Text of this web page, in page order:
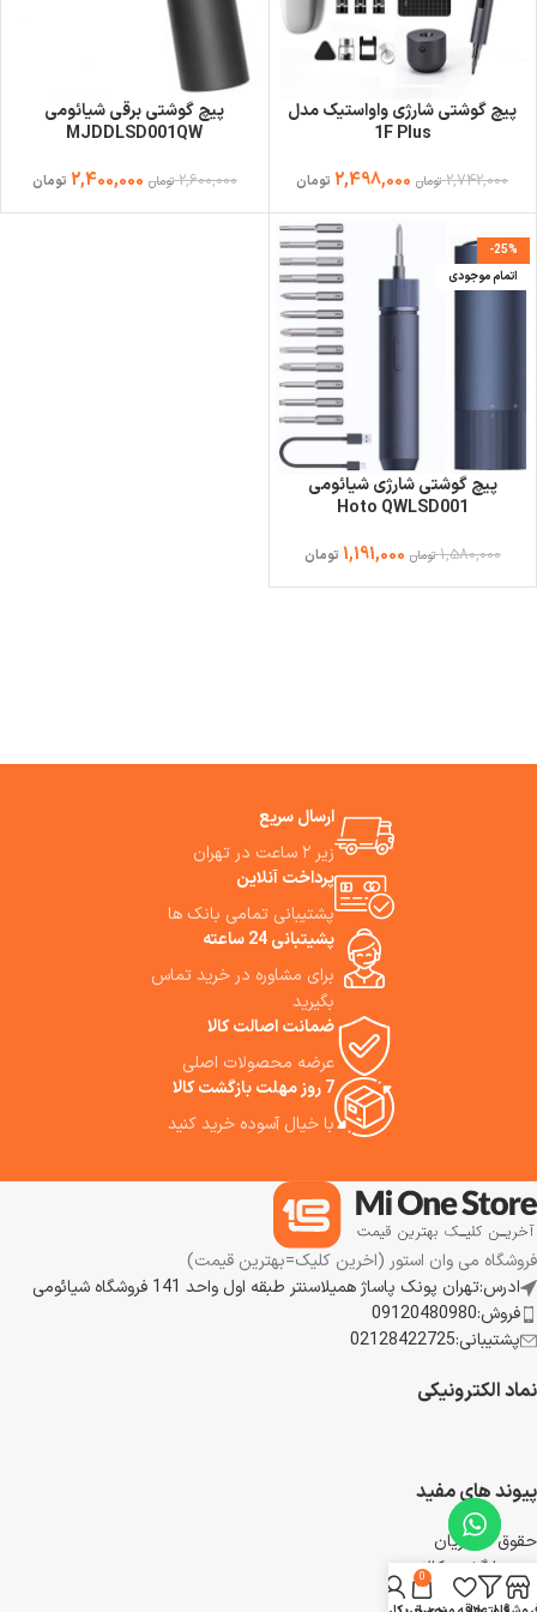
پیچ گوشتی شارژی واواستیک مدل
1F Plus
2,742,000 تومان 2,498,000 تومان
پیچ گوشتی برقی شیائومی
MJDDLSD001QW
2,600,000 تومان 2,400,000 تومان
-25%
اتمام موجودی
پیچ گوشتی شارژی شیائومی
Hoto QWLSD001
1,580,000 تومان 1,191,000 تومان
ارسال سریع
زیر ۲ ساعت در تهران
پرداخت آنلاین
پشتیبانی تمامی بانک ها
پشیتبانی 24 ساعته
برای مشاوره در خرید تماس
بگیرید
ضمانت اصالت کالا
عرضه محصولات اصلی
7 روز مهلت بازگشت کالا
با خیال آسوده خرید کنید
فروشگاه می وان استور (اخرین کلیک=بهترین قیمت)
ادرس:تهران پونک پاساژ همیلاسنتر طبقه اول واحد 141 فروشگاه شیائومی
فروش:09120480980
پشتیبانی:02128422725
نماد الکترونیکی
پیوند های مفید
حقوق مشتریان
رویه بازگشت کالا
شرایط استفاده
0